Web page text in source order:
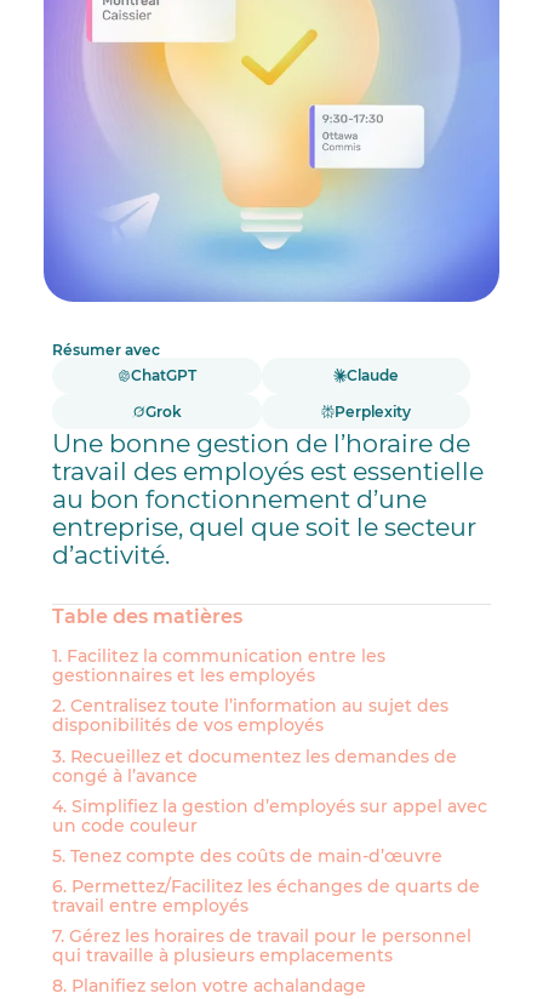
Résumer avec
ChatGPT
Claude
Grok
Perplexity
Une bonne gestion de l’horaire de
travail des employés est essentielle
au bon fonctionnement d’une
entreprise, quel que soit le secteur
d’activité.
Table des matières
1. Facilitez la communication entre les
gestionnaires et les employés
2. Centralisez toute l’information au sujet des
disponibilités de vos employés
3. Recueillez et documentez les demandes de
congé à l’avance
4. Simplifiez la gestion d’employés sur appel avec
un code couleur
5. Tenez compte des coûts de main-d’œuvre
6. Permettez/Facilitez les échanges de quarts de
travail entre employés
7. Gérez les horaires de travail pour le personnel
qui travaille à plusieurs emplacements
8. Planifiez selon votre achalandage
travail avec Agendrix
Réponses à vos questions.